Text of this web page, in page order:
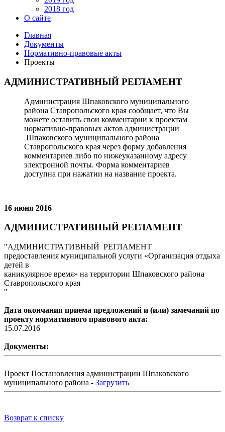
2018 год
О сайте
Главная
Документы
Нормативно-правовые акты
Проекты
АДМИНИСТРАТИВНЫЙ РЕГЛАМЕНТ
Администрация Шпаковского муниципального
района Ставропольского края сообщает, что Вы
можете оставить свои комментарии к проектам
нормативно-правовых актов администрации
Шпаковского муниципального района
Ставропольского края через форму добавления
комментариев либо по нижеуказанному адресу
электронной почты. Форма комментариев
доступна при нажатии на название проекта.
16 июня 2016
АДМИНИСТРАТИВНЫЙ РЕГЛАМЕНТ
"АДМИНИСТРАТИВНЫЙ РЕГЛАМЕНТ
предоставления муниципальной услуги «Организация отдыха
детей в
каникулярное время» на территории Шпаковского района
Ставропольского края
"
Дата окончания приема предложений и (или) замечаний по
проекту нормативного правового акта:
15.07.2016
Документы:
Проект Постановления администрации Шпаковского
муниципального района - Загрузить
Возврат к списку